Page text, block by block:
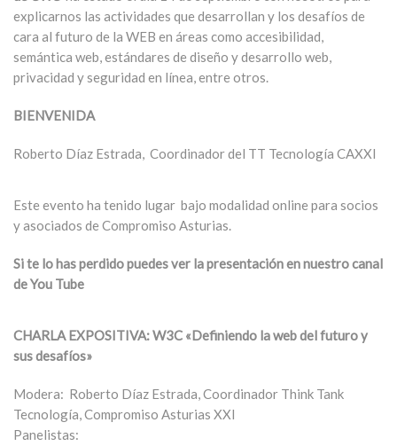
explicarnos las actividades que desarrollan y los desafíos de
cara al futuro de la WEB en áreas como accesibilidad,
semántica web, estándares de diseño y desarrollo web,
privacidad y seguridad en línea, entre otros.
BIENVENIDA
Roberto Díaz Estrada, Coordinador del TT Tecnología CAXXI
Este evento ha tenido lugar bajo modalidad online para socios
y asociados de Compromiso Asturias.
Si te lo has perdido puedes ver la presentación en nuestro canal
de You Tube
CHARLA EXPOSITIVA: W3C «Definiendo la web del futuro y
sus desafíos»
Modera: Roberto Díaz Estrada, Coordinador Think Tank
Tecnología, Compromiso Asturias XXI
Panelistas: